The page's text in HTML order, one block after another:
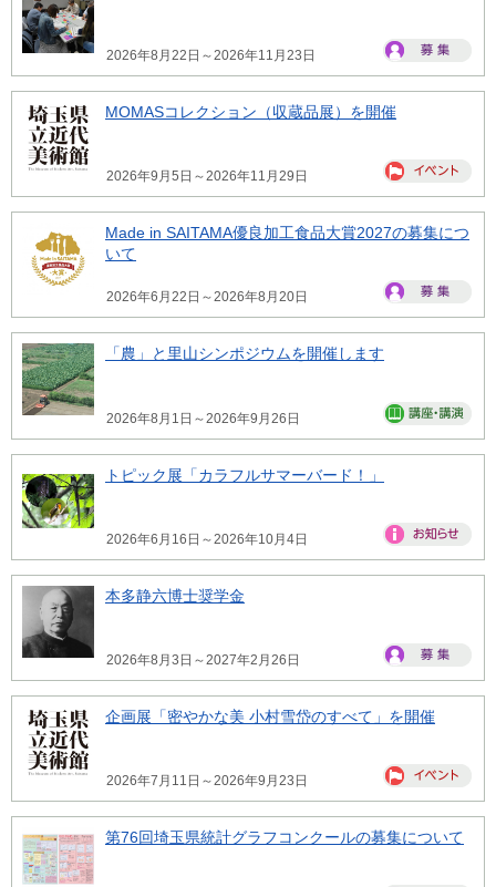
2026年8月22日～2026年11月23日
MOMASコレクション（収蔵品展）を開催
2026年9月5日～2026年11月29日
Made in SAITAMA優良加工食品大賞2027の募集につ
いて
2026年6月22日～2026年8月20日
「農」と里山シンポジウムを開催します
2026年8月1日～2026年9月26日
トピック展「カラフルサマーバード！」
2026年6月16日～2026年10月4日
本多静六博士奨学金
2026年8月3日～2027年2月26日
企画展「密やかな美 小村雪岱のすべて」を開催
2026年7月11日～2026年9月23日
第76回埼玉県統計グラフコンクールの募集について